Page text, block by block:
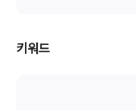
키워드